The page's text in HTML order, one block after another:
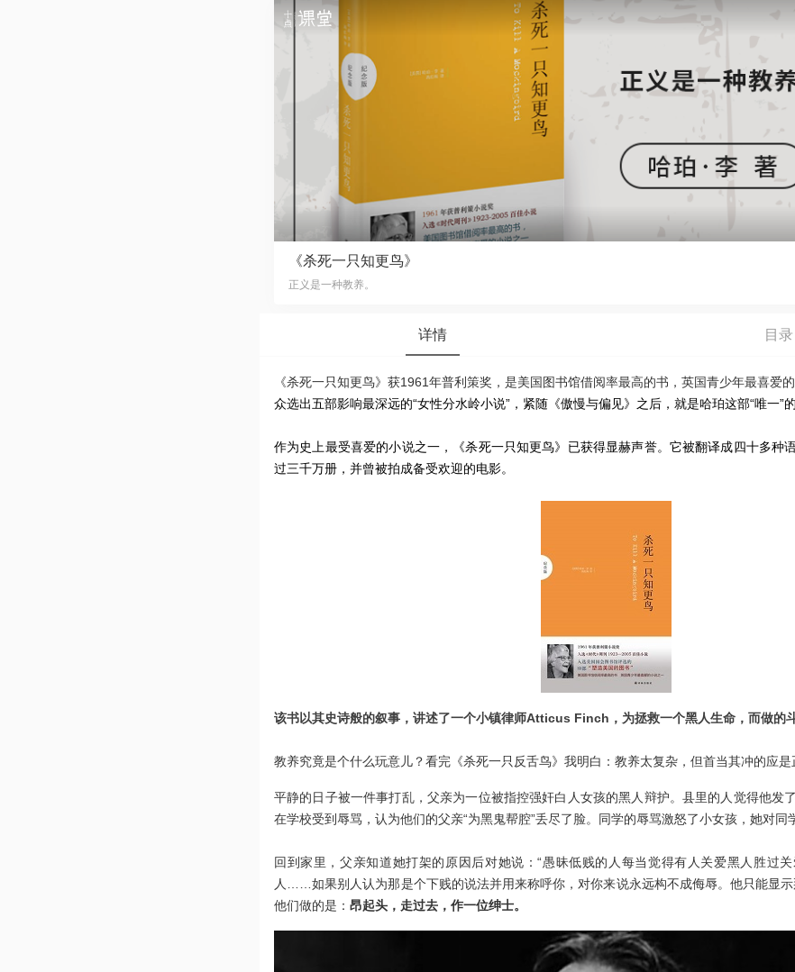
《杀死一只知更鸟》
正义是一种教养。
详情 目录
《杀死一只知更鸟》获1961年普利策奖，是美国图书馆借阅率最高的书，英国青少年最喜爱的
众选出五部影响最深远的“女性分水岭小说”，紧随《傲慢与偏见》之后，就是哈珀这部“唯一”的
作为史上最受喜爱的小说之一，《杀死一只知更鸟》已获得显赫声誉。它被翻译成四十多种
过三千万册，并曾被拍成备受欢迎的电影。
该书以其史诗般的叙事，讲述了一个小镇律师Atticus Finch，为拯救一个黑人生命，而做的斗
教养究竟是个什么玩意儿？看完《杀死一只反舌鸟》我明白：教养太复杂，但首当其冲的应是
平静的日子被一件事打乱，父亲为一位被指控强奸白人女孩的黑人辩护。县里的人觉得他发
在学校受到辱骂，认为他们的父亲“为黑鬼帮腔”丢尽了脸。同学的辱骂激怒了小女孩，她对同
回到家里，父亲知道她打架的原因后对她说：“愚昧低贱的人每当觉得有人关爱黑人胜过
人……如果别人认为那是个下贱的说法并用来称呼你，对你来说永远构不成侮辱。他只能显示
他们做的是： 昂起头，走过去，作一位绅士。